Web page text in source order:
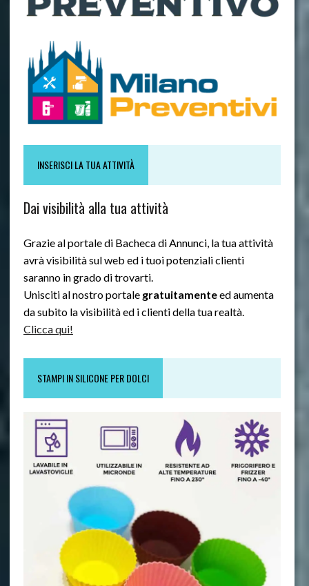
INSERISCI LA TUA ATTIVITÀ
Dai visibilità alla tua attività
Grazie al portale di Bacheca di Annunci, la tua attività
avrà visibilità sul web ed i tuoi potenziali clienti
saranno in grado di trovarti.
Unisciti al nostro portale gratuitamenteed aumenta
da subito la visibilità ed i clienti della tua realtà.
Clicca qui!
STAMPI IN SILICONE PER DOLCI